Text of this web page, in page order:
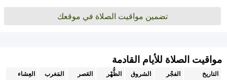
تضمين مواقيت الصلاة في موقعك
مواقيت الصلاة للأيام القادمة
التاريخ الفجْر الشروق الظُّهْر العَصر المَغرب
العِشاء